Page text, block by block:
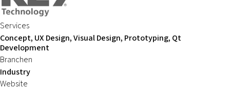
Services
Concept, UX Design, Visual Design, Prototyping, Qt
Development
Branchen
Industry
Website